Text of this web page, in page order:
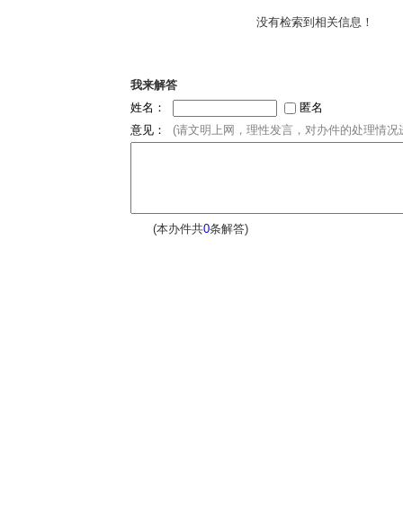
没有检索到相关信息！
我来解答
姓名：
匿名
意见： (请文明上网，理性发言，对办件的处理情况
(本办件共0条解答)